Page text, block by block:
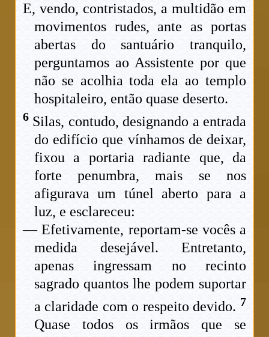
E, vendo, contristados, a multidão em
movimentos rudes, ante as portas
abertas do santuário tranquilo,
perguntamos ao Assistente por que
não se acolhia toda ela ao templo
hospitaleiro, então quase deserto.
6 Silas, contudo, designando a entrada
do edifício que vínhamos de deixar,
fixou a portaria radiante que, da
forte penumbra, mais se nos
afigurava um túnel aberto para a
luz, e esclareceu:
— Efetivamente, reportam-se vocês a
medida desejável. Entretanto,
apenas ingressam no recinto
sagrado quantos lhe podem suportar
a claridade com o respeito devido. 7
Quase todos os irmãos que se